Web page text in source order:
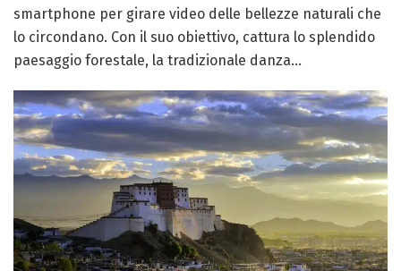
smartphone per girare video delle bellezze naturali che
lo circondano. Con il suo obiettivo, cattura lo splendido
paesaggio forestale, la tradizionale danza...